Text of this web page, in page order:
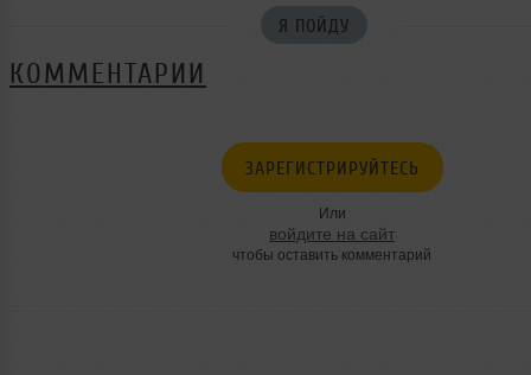
Я ПОЙДУ
КОММЕНТАРИИ
ЗАРЕГИСТРИРУЙТЕСЬ
Или
войдите на сайт
чтобы оставить комментарий